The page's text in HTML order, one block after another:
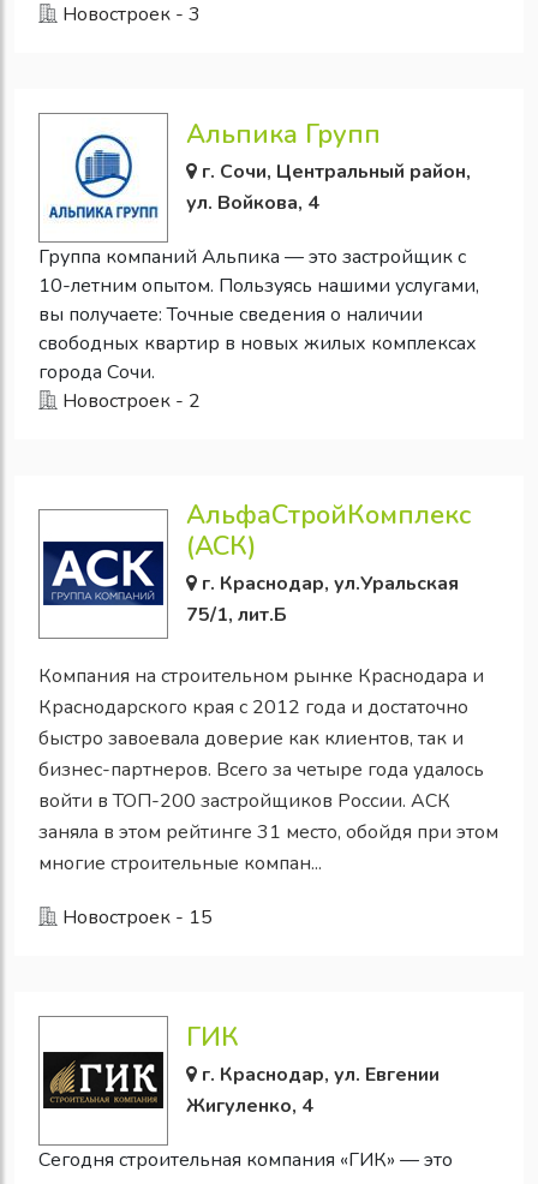
Новостроек - 3
Альпика Групп
г. Сочи, Центральный район,
ул. Войкова, 4
Группа компаний Альпика — это застройщик с
10-летним опытом. Пользуясь нашими услугами,
вы получаете: Точные сведения о наличии
свободных квартир в новых жилых комплексах
города Сочи.
Новостроек - 2
АльфаСтройКомплекс
(АСК)
г. Краснодар, ул.Уральская
75/1, лит.Б
Компания на строительном рынке Краснодара и
Краснодарского края с 2012 года и достаточно
быстро завоевала доверие как клиентов, так и
бизнес-партнеров. Всего за четыре года удалось
войти в ТОП-200 застройщиков России. АСК
заняла в этом рейтинге 31 место, обойдя при этом
многие строительные компан...
Новостроек - 15
ГИК
г. Краснодар, ул. Евгении
Жигуленко, 4
Сегодня строительная компания «ГИК» — это